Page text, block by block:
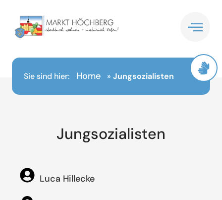
springen
Sie sind hier: Home » Jungsozialisten
Jungsozialisten
Luca Hillecke